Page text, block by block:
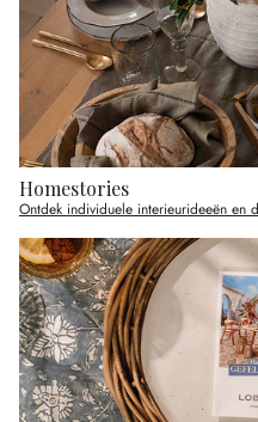
Homestories
Ontdek individuele interieurideeën en